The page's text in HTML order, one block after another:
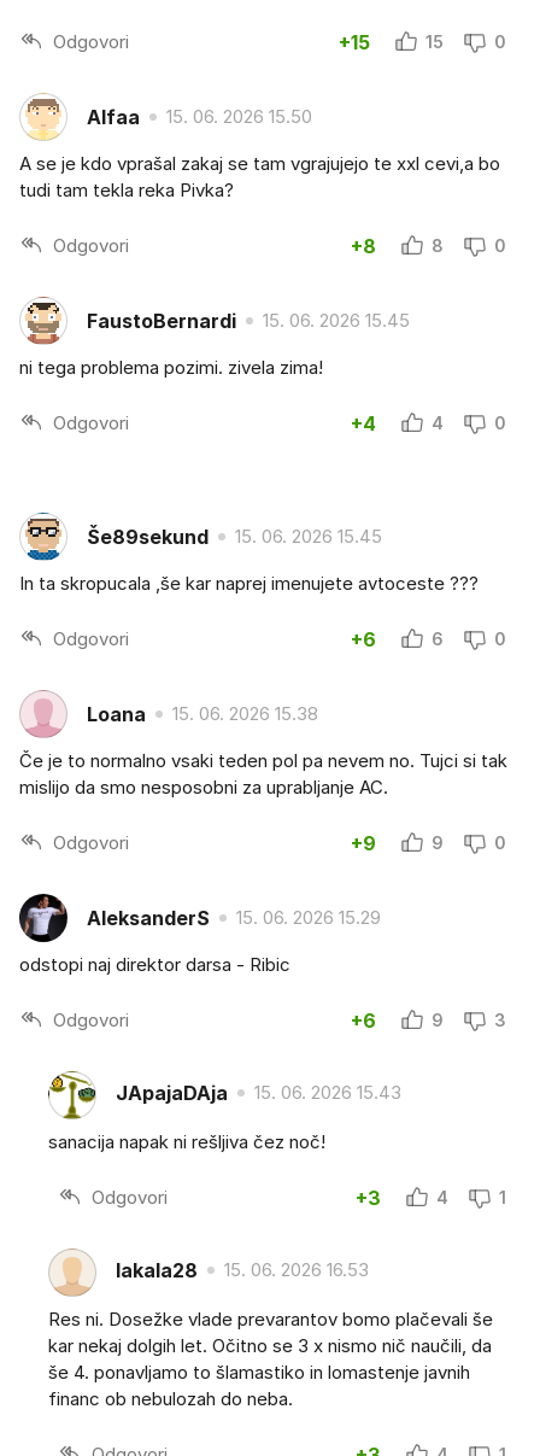
Odgovori +15 15 0
Alfaa 15. 06. 2026 15.50
A se je kdo vprašal zakaj se tam vgrajujejo te xxl cevi,a bo
tudi tam tekla reka Pivka?
Odgovori +8 8 0
FaustoBernardi 15. 06. 2026 15.45
ni tega problema pozimi. zivela zima!
Odgovori +4 4 0
Še89sekund 15. 06. 2026 15.45
In ta skropucala ,še kar naprej imenujete avtoceste ???
Odgovori +6 6 0
Loana 15. 06. 2026 15.38
Če je to normalno vsaki teden pol pa nevem no. Tujci si tak
mislijo da smo nesposobni za uprabljanje AC.
Odgovori +9 9 0
AleksanderS 15. 06. 2026 15.29
odstopi naj direktor darsa - Ribic
Odgovori +6 9 3
JApajaDAja 15. 06. 2026 15.43
sanacija napak ni rešljiva čez noč!
Odgovori +3 4 1
lakala28 15. 06. 2026 16.53
Res ni. Dosežke vlade prevarantov bomo plačevali še
kar nekaj dolgih let. Očitno se 3 x nismo nič naučili, da
še 4. ponavljamo to šlamastiko in lomastenje javnih
financ ob nebulozah do neba.